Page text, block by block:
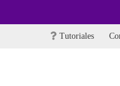
Tutoriales